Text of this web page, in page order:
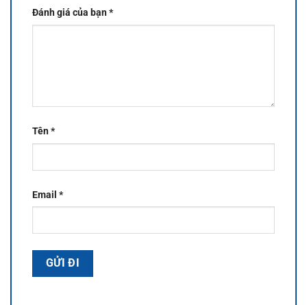
Đánh giá của bạn*
Tên*
Email *